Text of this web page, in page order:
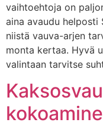
vaihtoehtoja on
aina avaudu
niistä vauva-arjen
monta kertaa. Hyvä
valintaan tarvitse